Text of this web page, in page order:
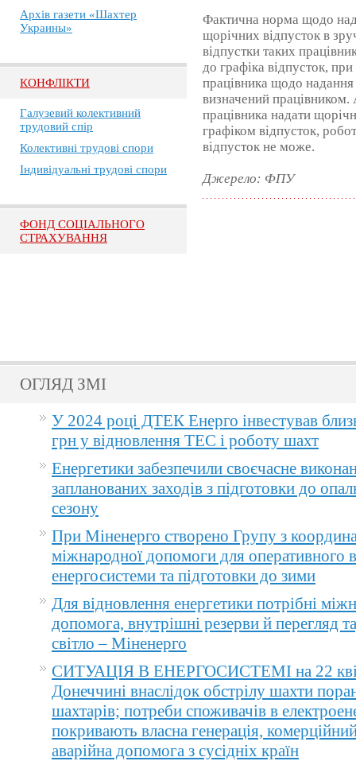
Архів газети «Шахтер
Украины»
КОНФЛІКТИ
Галузевий колективний
трудовий спір
Колективні трудові спори
Індивідуальні трудові спори
ФОНД СОЦІАЛЬНОГО
СТРАХУВАННЯ
Фактична норма щодо
щорічних відпусток в
відпустки таких
до графіка відпусток,
працівника щодо надання
визначений
працівника надати
графіком відпусток,
відпусток не може.
Джерело: ФПУ
ОГЛЯД ЗМІ
У 2024 році ДТЕК Енерго інвестував
грн у відновлення ТЕС і роботу шахт
Енергетики забезпечили своєчасне
запланованих заходів з підготовки до
сезону
При Міненерго створено Групу з
міжнародної допомоги для оперативного
енергосистеми та підготовки до зими
Для відновлення енергетики потрібні
допомога, внутрішні резерви й перегляд
світло – Міненерго
СИТУАЦІЯ В ЕНЕРГОСИСТЕМІ на 22
Донеччині внаслідок обстрілу шахти
шахтарів; потреби споживачів в
покривають власна генерація,
аварійна допомога з сусідніх країн